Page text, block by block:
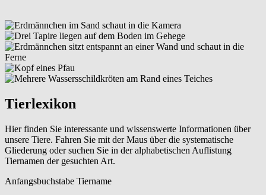
Tierlexikon
Hier finden Sie interessante und wissenswerte Informationen über
unsere Tiere. Fahren Sie mit der Maus über die systematische
Gliederung oder suchen Sie in der alphabetischen Auflistung
Tiernamen der gesuchten Art.
Anfangsbuchstabe Tiername